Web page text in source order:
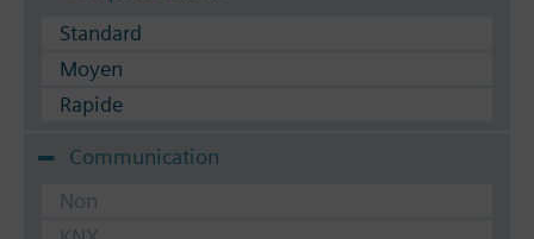
Standard
Moyen
Rapide
Communication
Non